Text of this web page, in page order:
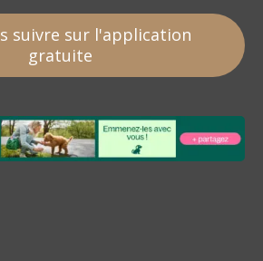
suivre sur l'application
gratuite